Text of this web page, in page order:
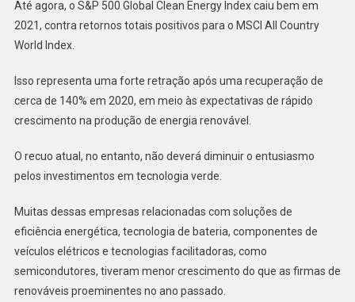
Até agora, o S&P 500 Global Clean Energy Index caiu bem em
2021, contra retornos totais positivos para o MSCI All Country
World Index.
Isso representa uma forte retração após uma recuperação de
cerca de 140% em 2020, em meio às expectativas de rápido
crescimento na produção de energia renovável.
O recuo atual, no entanto, não deverá diminuir o entusiasmo
pelos investimentos em tecnologia verde.
Muitas dessas empresas relacionadas com soluções de
eficiência energética, tecnologia de bateria, componentes de
veículos elétricos e tecnologias facilitadoras, como
semicondutores, tiveram menor crescimento do que as firmas de
renováveis ​​proeminentes no ano passado.